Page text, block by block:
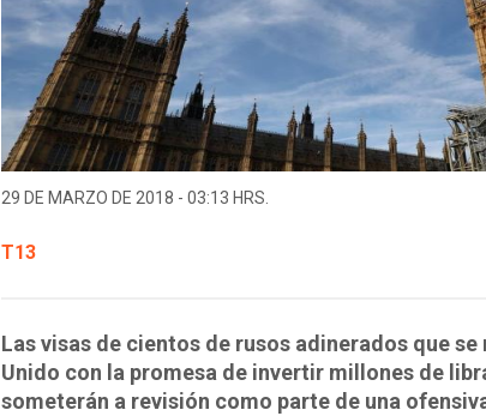
29 DE MARZO DE 2018 - 03:13 HRS.
T13
Las visas de cientos de rusos adinerados que se
Unido con la promesa de invertir millones de
someterán a revisión como parte de una